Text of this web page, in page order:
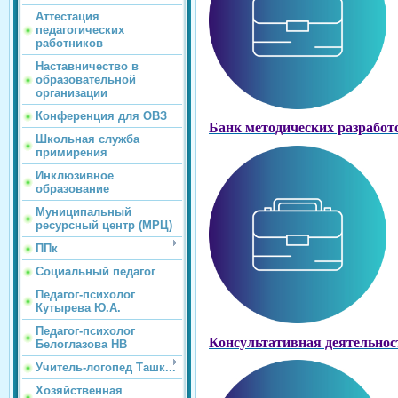
Аттестация
педагогических
работников
Наставничество в
образовательной
организации
Конференция для ОВЗ
Школьная служба
примирения
Инклюзивное
образование
Муниципальный
ресурсный центр (МРЦ)
ППк
Социальный педагог
Педагог-психолог
Кутырева Ю.А.
Педагог-психолог
Белоглазова НВ
Учитель-логопед Ташк...
Хозяйственная
Банк методических
Консультативная